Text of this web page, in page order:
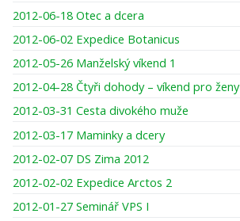
2012-06-18 Otec a dcera
2012-06-02 Expedice Botanicus
2012-05-26 Manželský víkend 1
2012-04-28 Čtyři dohody – víkend pro ženy
2012-03-31 Cesta divokého muže
2012-03-17 Maminky a dcery
2012-02-07 DS Zima 2012
2012-02-02 Expedice Arctos 2
2012-01-27 Seminář VPS I